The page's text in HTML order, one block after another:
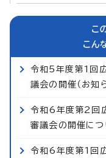
こ
こん
令和5年度第1回
議会の開催（お知
令和6年度第2回
審議会の開催に
令和6年度第1回